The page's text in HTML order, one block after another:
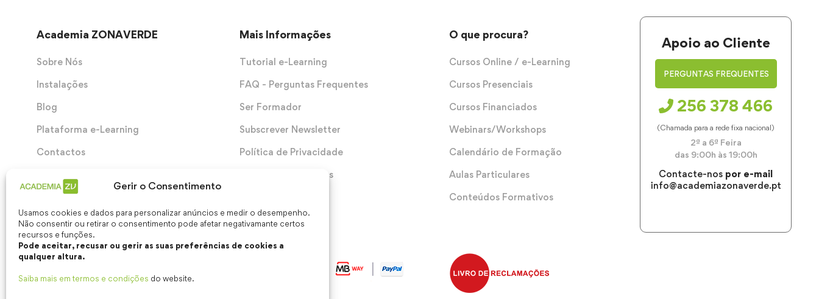
Gerir o Consentimento
Usamos cookies e dados para personalizar anúncios e medir o desempenho.
Não consentir ou retirar o consentimento pode afetar negativamante certos
recursos e funções.
Pode aceitar, recusar ou gerir as suas preferências de cookies a
qualquer altura.
Saiba mais em termos e condições do website.
Academia ZONAVERDE
Sobre Nós
Instalações
Blog
Plataforma e-Learning
Contactos
Mais Informações
Tutorial e-Learning
FAQ - Perguntas Frequentes
Ser Formador
Subscrever Newsletter
Política de Privacidade
Termos e Condições
O que procura?
Cursos Online / e-Learning
Cursos Presenciais
Cursos Financiados
Webinars/Workshops
Calendário de Formação
Aulas Particulares
Conteúdos Formativos
Apoio ao Cliente
PERGUNTAS FREQUENTES
256 378 466
(Chamada para a rede fixa nacional)
2ª a 6ª Feira
das 9:00h às 19:00h
Contacte-nos por e-mail
info@academiazonaverde.pt